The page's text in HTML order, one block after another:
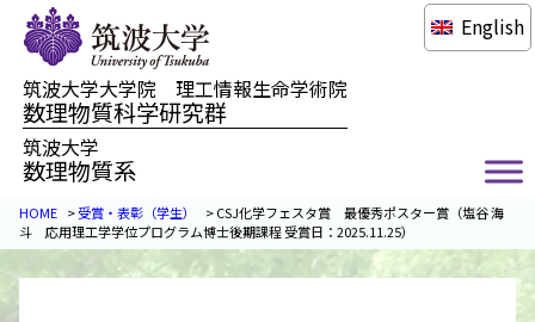
筑波大学大学院 理工情報生命学術院
数理物質科学研究群
筑波大学
数理物質系
English
HOME >受賞・表彰（学生） >CSJ化学フェスタ賞 最優秀ポスター賞（塩谷 海
斗 応用理工学学位プログラム博士後期課程 受賞日：2025.11.25）